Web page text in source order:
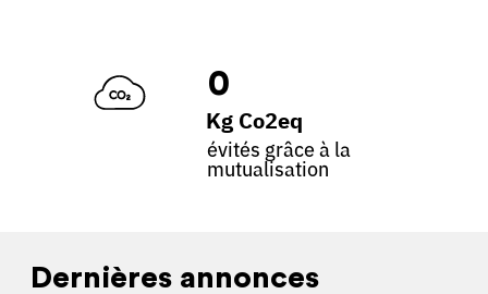
0
Kg Co2eq
évités grâce à la
mutualisation
Dernières annonces